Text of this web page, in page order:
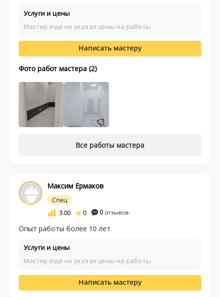
Услуги и цены
Мастер ещё не указал цены на работы
Написать мастеру
Фото работ мастера (2)
Все работы мастера
Максим Ермаков
Спец
3.00
0 0отзывов
Опыт работы более 10 лет
Услуги и цены
Мастер ещё не указал цены на работы
Написать мастеру